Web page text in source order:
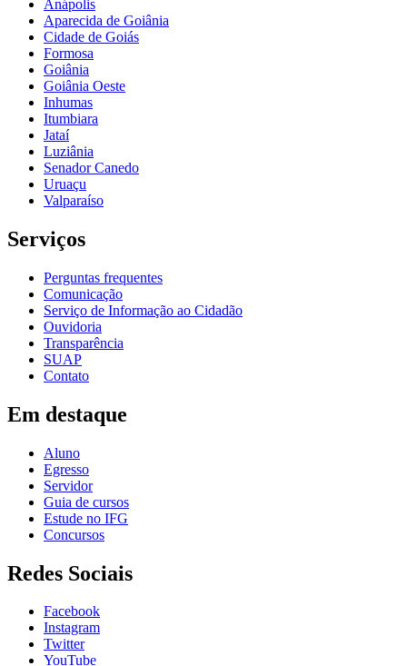
Anápolis
Aparecida de Goiânia
Cidade de Goiás
Formosa
Goiânia
Goiânia Oeste
Inhumas
Itumbiara
Jataí
Luziânia
Senador Canedo
Uruaçu
Valparaíso
Serviços
Perguntas frequentes
Comunicação
Serviço de Informação ao Cidadão
Ouvidoria
Transparência
SUAP
Contato
Em destaque
Aluno
Egresso
Servidor
Guia de cursos
Estude no IFG
Concursos
Redes Sociais
Facebook
Instagram
Twitter
YouTube